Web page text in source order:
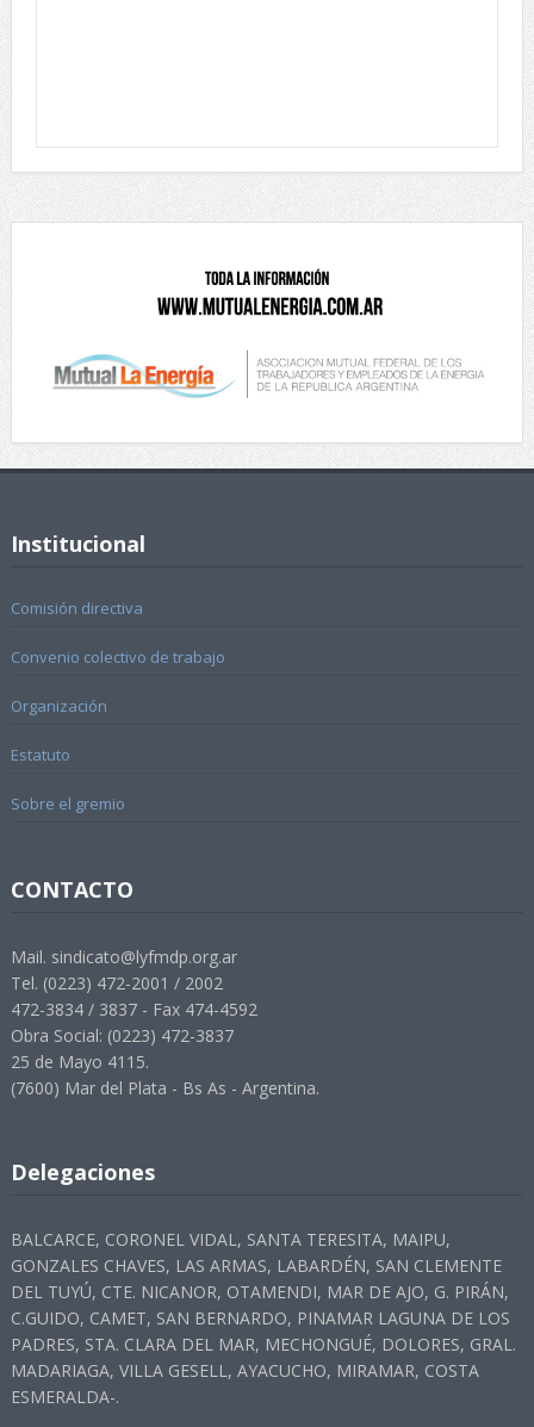
Institucional
Comisión directiva
Convenio colectivo de trabajo
Organización
Estatuto
Sobre el gremio
CONTACTO
Mail. sindicato@lyfmdp.org.ar
Tel. (0223) 472-2001 / 2002
472-3834 / 3837 - Fax 474-4592
Obra Social: (0223) 472-3837
25 de Mayo 4115.
(7600) Mar del Plata - Bs As - Argentina.
Delegaciones
BALCARCE, CORONEL VIDAL, SANTA TERESITA, MAIPU,
GONZALES CHAVES, LAS ARMAS, LABARDÉN, SAN CLEMENTE
DEL TUYÚ, CTE. NICANOR, OTAMENDI, MAR DE AJO, G. PIRÁN,
C.GUIDO, CAMET, SAN BERNARDO, PINAMAR LAGUNA DE LOS
PADRES, STA. CLARA DEL MAR, MECHONGUÉ, DOLORES, GRAL.
MADARIAGA, VILLA GESELL, AYACUCHO, MIRAMAR, COSTA
ESMERALDA-.